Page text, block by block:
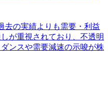
去の実績よりも需要・利益
が重視されており、不透明
ンスや需要減速の示唆が株